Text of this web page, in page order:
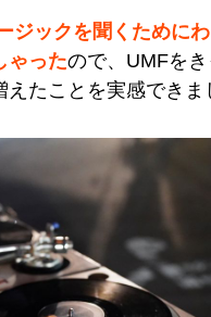
ジックを聞くために
ゃったので、UMFを
たことを実感できま